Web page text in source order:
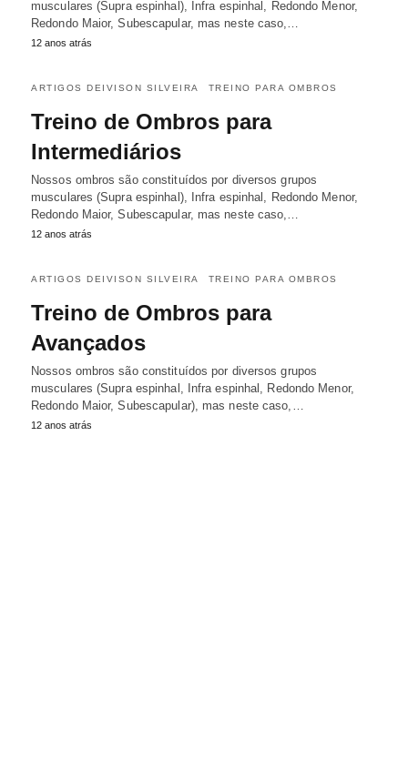
musculares (Supra espinhal), Infra espinhal, Redondo Menor,
Redondo Maior, Subescapular, mas neste caso,…
12 anos atrás
ARTIGOS DEIVISON SILVEIRA TREINO PARA OMBROS
Treino de Ombros para
Intermediários
Nossos ombros são constituídos por diversos grupos
musculares (Supra espinhal), Infra espinhal, Redondo Menor,
Redondo Maior, Subescapular, mas neste caso,…
12 anos atrás
ARTIGOS DEIVISON SILVEIRA TREINO PARA OMBROS
Treino de Ombros para
Avançados
Nossos ombros são constituídos por diversos grupos
musculares (Supra espinhal, Infra espinhal, Redondo Menor,
Redondo Maior, Subescapular), mas neste caso,…
12 anos atrás